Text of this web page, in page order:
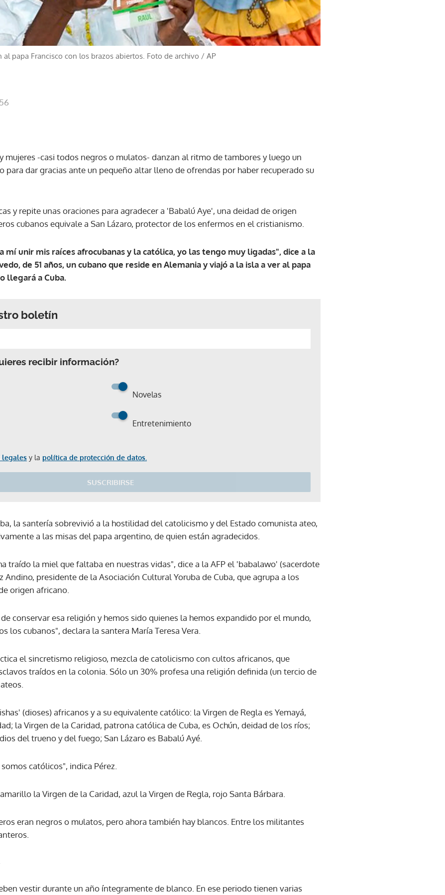
al papa Francisco con los brazos abiertos. Foto de archivo / AP
mujeres -casi todos negros o mulatos- danzan al ritmo de tambores y luego un
para dar gracias ante un pequeño altar lleno de ofrendas por haber recuperado su
y repite unas oraciones para agradecer a 'Babalú Aye', una deidad de origen
cubanos equivale a San Lázaro, protector de los enfermos en el cristianismo.
mí unir mis raíces afrocubanas y la católica, yo las tengo muy ligadas", dice a la
de 51 años, un cubano que reside en Alemania y viajó a la isla a ver al papa
llegará a Cuba.
boletín
recibir información?
Novelas
Entretenimiento
legales y la política de protección de datos.
SUSCRIBIRSE
Gracias por suscribirte a nuestro boletín.
la santería sobrevivió a la hostilidad del catolicismo y del Estado comunista ateo,
a las misas del papa argentino, de quien están agradecidos.
traído la miel que faltaba en nuestras vidas", dice a la AFP el 'babalawo' (sacerdote
Andino, presidente de la Asociación Cultural Yoruba de Cuba, que agrupa a los
origen africano.
conservar esa religión y hemos sido quienes la hemos expandido por el mundo,
los cubanos", declara la santera María Teresa Vera.
el sincretismo religioso, mezcla de catolicismo con cultos africanos, que
traídos en la colonia. Sólo un 30% profesa una religión definida (un tercio de
(dioses) africanos y a su equivalente católico: la Virgen de Regla es Yemayá,
la Virgen de la Caridad, patrona católica de Cuba, es Ochún, deidad de los ríos;
del trueno y del fuego; San Lázaro es Babalú Ayé.
católicos", indica Pérez.
la Virgen de la Caridad, azul la Virgen de Regla, rojo Santa Bárbara.
eran negros o mulatos, pero ahora también hay blancos. Entre los militantes
vestir durante un año íntegramente de blanco. En ese periodo tienen varias